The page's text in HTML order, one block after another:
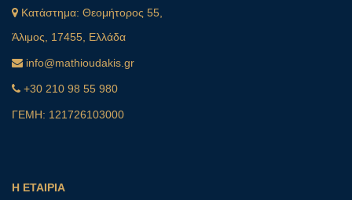
Κατάστημα: Θεομήτορος 55,
Άλιμος, 17455, Ελλάδα
info@mathioudakis.gr
+30 210 98 55 980
ΓΕΜΗ: 121726103000
Η ΕΤΑΙΡΙΑ